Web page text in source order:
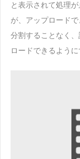
と表示されて処理
が、アップロード
分割することなく
ロードできるよう